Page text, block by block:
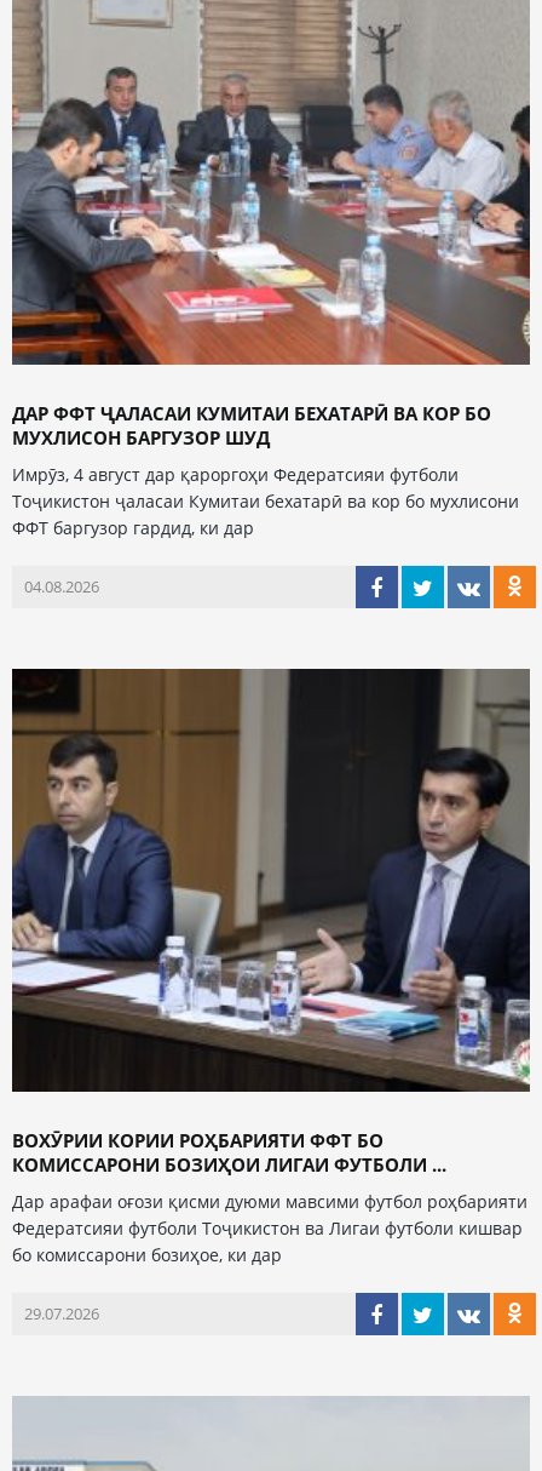
ДАР ФФТ ҶАЛАСАИ КУМИТАИ БЕХАТАРӢ ВА КОР БО
МУХЛИСОН БАРГУЗОР ШУД
Имрӯз, 4 август дар қароргоҳи Федератсияи футболи
Тоҷикистон ҷаласаи Кумитаи бехатарӣ ва кор бо мухлисони
ФФТ баргузор гардид, ки дар
04.08.2026
ВОХӮРИИ КОРИИ РОҲБАРИЯТИ ФФТ БО
КОМИССАРОНИ БОЗИҲОИ ЛИГАИ ФУТБОЛИ ...
Дар арафаи оғози қисми дуюми мавсими футбол роҳбарияти
Федератсияи футболи Тоҷикистон ва Лигаи футболи кишвар
бо комиссарони бозиҳое, ки дар
29.07.2026